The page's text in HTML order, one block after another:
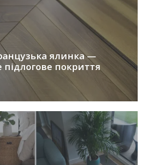
ялинка —
покриття